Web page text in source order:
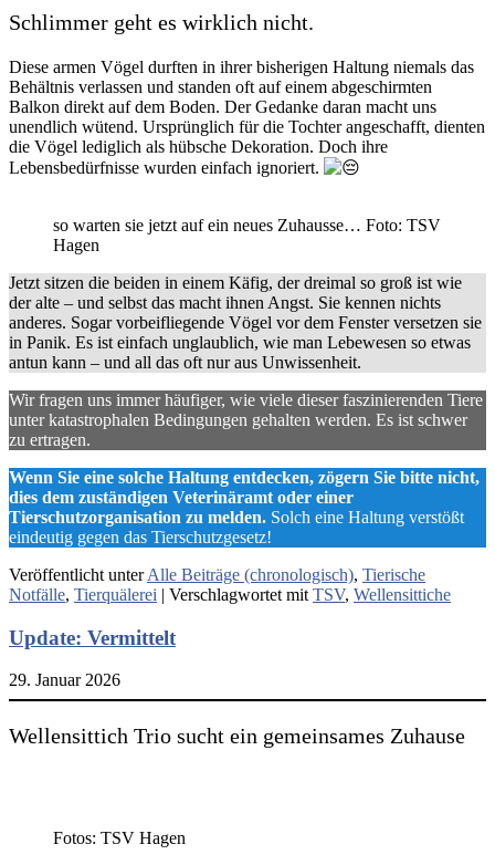
Schlimmer geht es wirklich nicht.
Diese armen Vögel durften in ihrer bisherigen Haltung niemals das
Behältnis verlassen und standen oft auf einem abgeschirmten
Balkon direkt auf dem Boden. Der Gedanke daran macht uns
unendlich wütend. Ursprünglich für die Tochter angeschafft, dienten
die Vögel lediglich als hübsche Dekoration. Doch ihre
Lebensbedürfnisse wurden einfach ignoriert.
so warten sie jetzt auf ein neues Zuhausse… Foto: TSV
Hagen
Jetzt sitzen die beiden in einem Käfig, der dreimal so groß ist wie
der alte – und selbst das macht ihnen Angst. Sie kennen nichts
anderes. Sogar vorbeifliegende Vögel vor dem Fenster versetzen sie
in Panik. Es ist einfach unglaublich, wie man Lebewesen so etwas
antun kann – und all das oft nur aus Unwissenheit.
Wir fragen uns immer häufiger, wie viele dieser faszinierenden Tiere
unter katastrophalen Bedingungen gehalten werden. Es ist schwer
zu ertragen.
Wenn Sie eine solche Haltung entdecken, zögern Sie bitte nicht,
dies dem zuständigen Veterinäramt oder einer
Tierschutzorganisation zu melden. Solch eine Haltung verstößt
eindeutig gegen das Tierschutzgesetz!
Veröffentlicht unter Alle Beiträge (chronologisch), Tierische
Notfälle, Tierquälerei | Verschlagwortet mit TSV, Wellensittiche
Update: Vermittelt
29. Januar 2026
Wellensittich Trio sucht ein gemeinsames Zuhause
Fotos: TSV Hagen